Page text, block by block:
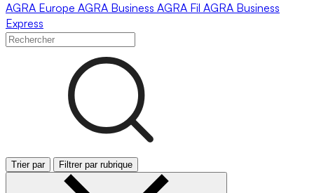
AGRA Europe AGRA Business AGRA Fil AGRA Business
Express
Trier par Filtrer par rubrique